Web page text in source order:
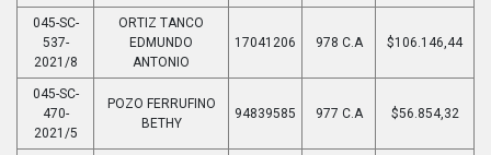
045-SC-
537-
2021/8
ORTIZ TANCO
EDMUNDO
ANTONIO
17041206 978 C.A $106.146,44
045-SC-
470-
2021/5
POZO FERRUFINO
BETHY
94839585 977 C.A $56.854,32